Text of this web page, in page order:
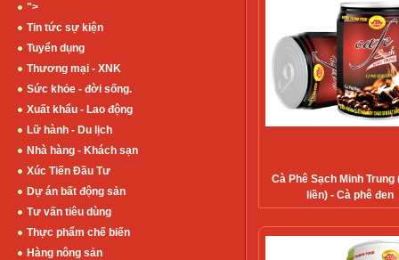
">
Tin tức sự kiện
Tuyển dụng
Thương mại - XNK
Sức khỏe - đời sống.
Xuất khẩu - Lao động
Lữ hành - Du lịch
Nhà hàng - Khách sạn
Xúc Tiến Đầu Tư
Dự án bất động sản
Tư vấn tiêu dùng
Thực phẩm chế biến
Hàng nông sản
Cà Phê Sạch Minh Trung
liền) - Cà phê đen